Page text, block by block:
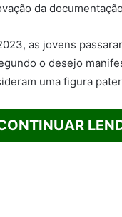
da
as jovens
o desejo
uma figura